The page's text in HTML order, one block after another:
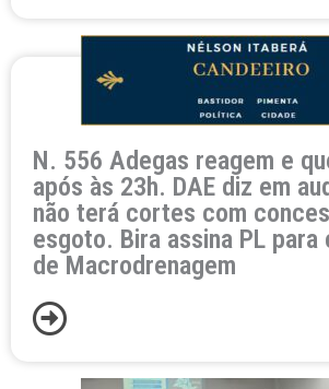
N. 556 Adegas reagem e
após às 23h. DAE diz em
não terá cortes com
esgoto. Bira assina PL para
de Macrodrenagem